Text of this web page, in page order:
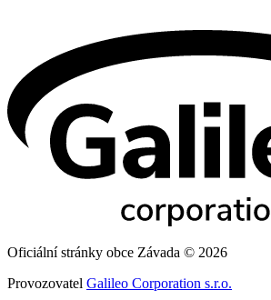
Oficiální stránky obce Závada © 2026
Provozovatel Galileo Corporation s.r.o.